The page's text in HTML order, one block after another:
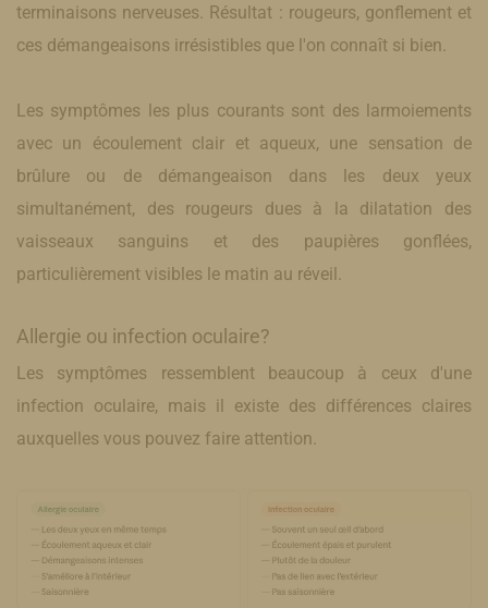
terminaisons nerveuses. Résultat : rougeurs, gonflement et
ces démangeaisons irrésistibles que l'on connaît si bien.
Les symptômes les plus courants sont des larmoiements
avec un écoulement clair et aqueux, une sensation de
brûlure ou de démangeaison dans les deux yeux
simultanément, des rougeurs dues à la dilatation des
vaisseaux sanguins et des paupières gonflées,
particulièrement visibles le matin au réveil.
Allergie ou infection oculaire?
​Les symptômes ressemblent beaucoup à ceux d'une
infection oculaire, mais il existe des différences claires
auxquelles vous pouvez faire attention.